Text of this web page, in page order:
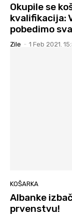
Okupile se
kvalifikacija:
pobedimo
Zile - 1 Feb 2021.
KOŠARKA
Albanke
prvenstvu!